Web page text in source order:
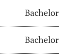
Bachelor
Bachelor